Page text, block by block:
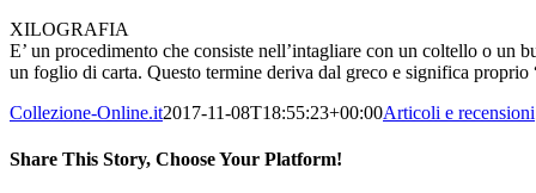
XILOGRAFIA
E’ un procedimento che consiste nell’intagliare con un coltello o un
un foglio di carta. Questo termine deriva dal greco e significa
Collezione-Online.it2017-11-08T18:55:23+00:00Articoli e recensioni
Share This Story, Choose Your Platform!